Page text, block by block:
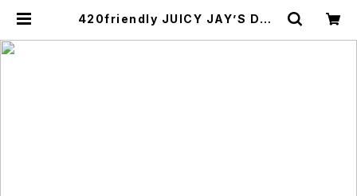
420friendly JUICY JAY’S DOU
ェイズ ブラントペーパー (BOX売り)